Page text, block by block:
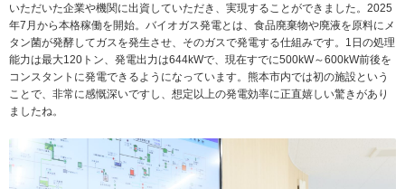
いただいた企業や機関に出資していただき、実現することができました。2025
年7月から本格稼働を開始。バイオガス発電とは、食品廃棄物や廃液を原料にメ
タン菌が発酵してガスを発生させ、そのガスで発電する仕組みです。1日の処理
能力は最大120トン、発電出力は644kWで、現在すでに500kW～600kW前後を
コンスタントに発電できるようになっています。熊本市内では初の施設という
ことで、非常に感慨深いですし、想定以上の発電効率に正直嬉しい驚きがあり
ましたね。